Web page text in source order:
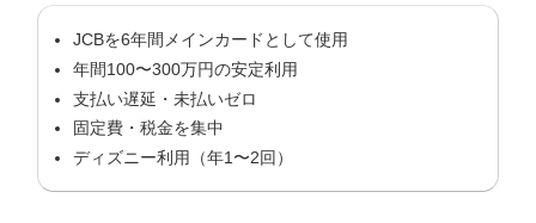
JCBを6年間メインカードとして使用
年間100〜300万円の安定利用
支払い遅延・未払いゼロ
固定費・税金を集中
ディズニー利用（年1〜2回）